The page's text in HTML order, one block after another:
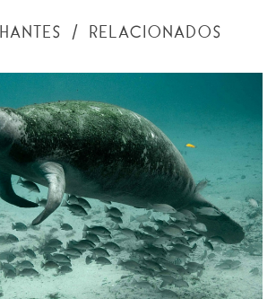
/ RELACIONADOS